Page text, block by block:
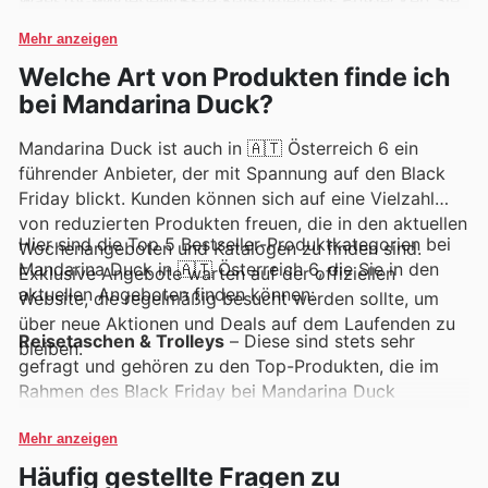
wöchentlichen Angebote, Flyer und Online-Kataloge
von Mandarina Duck entdecken, die regelmäßig
exklusive Deals und Sonderaktionen präsentieren.
über Neuankündigungen und zeitlich begrenzte
Rabatte informiert.
Mehr anzeigen
Welche Art von Produkten finde ich
bei Mandarina Duck?
Mandarina Duck ist auch in 🇦🇹 Österreich 6 ein
führender Anbieter, der mit Spannung auf den Black
Friday blickt. Kunden können sich auf eine Vielzahl
von reduzierten Produkten freuen, die in den aktuellen
Wochenangeboten und Katalogen zu finden sind.
Exklusive Angebote warten auf der offiziellen
Website, die regelmäßig besucht werden sollte, um
über neue Aktionen und Deals auf dem Laufenden zu
bleiben.
Hier sind die Top 5 Bestseller-Produktkategorien bei
Mandarina Duck in 🇦🇹 Österreich 6, die Sie in den
aktuellen Angeboten finden können:
Reisetaschen & Trolleys – Diese sind stets sehr
gefragt und gehören zu den Top-Produkten, die im
Rahmen des Black Friday bei Mandarina Duck
werden. Entdecken Sie die neuesten Mandarina Duck
Black Friday Sales für robustes und stilvolles
Mehr anzeigen
Häufig gestellte Fragen zu